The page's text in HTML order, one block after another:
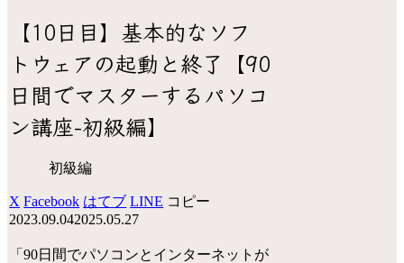
【10日目】基本的なソフ
トウェアの起動と終了【90
日間でマスターするパソコ
ン講座-初級編】
初級編
X Facebook はてブ LINE コピー
2023.09.042025.05.27
「90日間でパソコンとインターネットが